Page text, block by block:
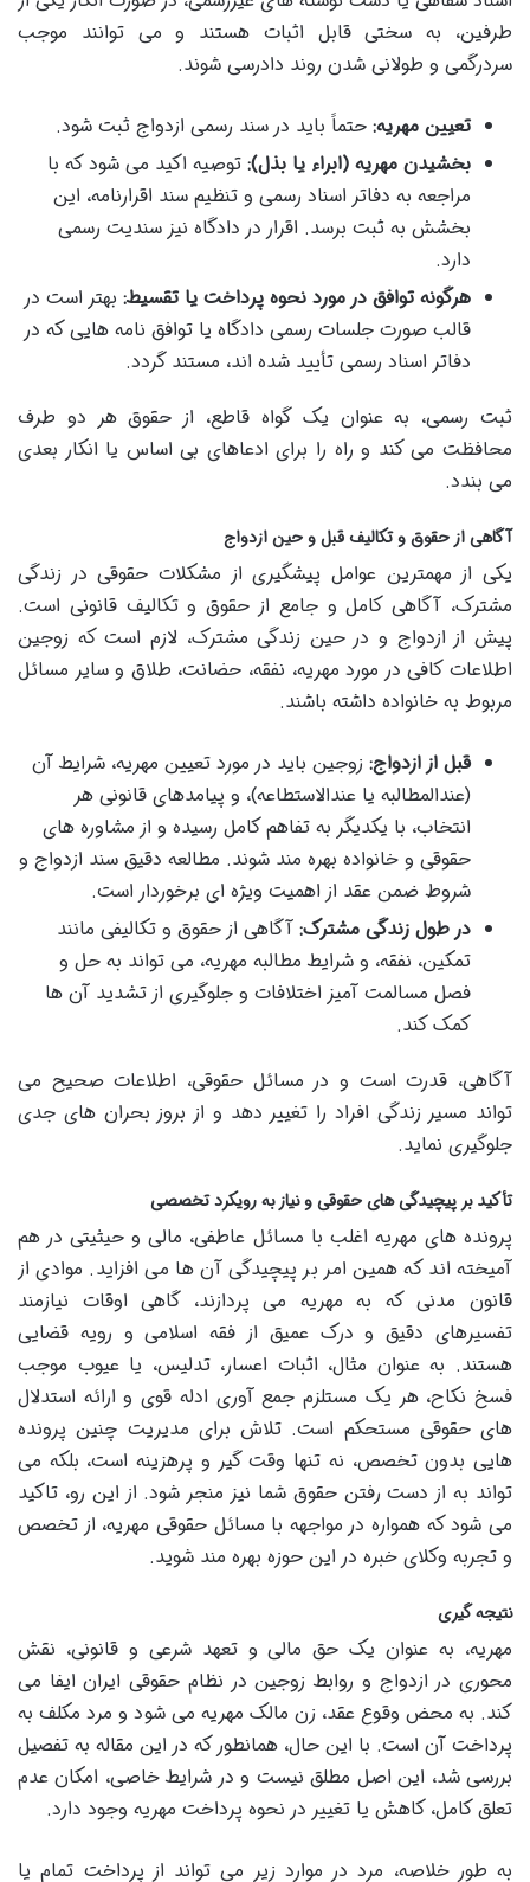
طرفین، به سختی قابل اثبات هستند و می توانند موجب
سردرگمی و طولانی شدن روند دادرسی شوند.
تعیین مهریه: حتماً باید در سند رسمی ازدواج ثبت شود.
بخشیدن مهریه (ابراء یا بذل): توصیه اکید می شود که با
مراجعه به دفاتر اسناد رسمی و تنظیم سند اقرارنامه، این
بخشش به ثبت برسد. اقرار در دادگاه نیز سندیت رسمی
دارد.
هرگونه توافق در مورد نحوه پرداخت یا تقسیط: بهتر است در
قالب صورت جلسات رسمی دادگاه یا توافق نامه هایی که در
دفاتر اسناد رسمی تأیید شده اند، مستند گردد.
ثبت رسمی، به عنوان یک گواه قاطع، از حقوق هر دو طرف
محافظت می کند و راه را برای ادعاهای بی اساس یا انکار بعدی
می بندد.
آگاهی از حقوق و تکالیف قبل و حین ازدواج
یکی از مهمترین عوامل پیشگیری از مشکلات حقوقی در زندگی
مشترک، آگاهی کامل و جامع از حقوق و تکالیف قانونی است.
پیش از ازدواج و در حین زندگی مشترک، لازم است که زوجین
اطلاعات کافی در مورد مهریه، نفقه، حضانت، طلاق و سایر مسائل
مربوط به خانواده داشته باشند.
قبل از ازدواج: زوجین باید در مورد تعیین مهریه، شرایط آن
(عندالمطالبه یا عندالاستطاعه)، و پیامدهای قانونی هر
انتخاب، با یکدیگر به تفاهم کامل رسیده و از مشاوره های
حقوقی و خانواده بهره مند شوند. مطالعه دقیق سند ازدواج و
شروط ضمن عقد از اهمیت ویژه ای برخوردار است.
در طول زندگی مشترک: آگاهی از حقوق و تکالیفی مانند
تمکین، نفقه، و شرایط مطالبه مهریه، می تواند به حل و
فصل مسالمت آمیز اختلافات و جلوگیری از تشدید آن ها
کمک کند.
آگاهی، قدرت است و در مسائل حقوقی، اطلاعات صحیح می
تواند مسیر زندگی افراد را تغییر دهد و از بروز بحران های جدی
جلوگیری نماید.
تأکید بر پیچیدگی های حقوقی و نیاز به رویکرد تخصصی
پرونده های مهریه اغلب با مسائل عاطفی، مالی و حیثیتی در هم
آمیخته اند که همین امر بر پیچیدگی آن ها می افزاید. موادی از
قانون مدنی که به مهریه می پردازند، گاهی اوقات نیازمند
تفسیرهای دقیق و درک عمیق از فقه اسلامی و رویه قضایی
هستند. به عنوان مثال، اثبات اعسار، تدلیس، یا عیوب موجب
فسخ نکاح، هر یک مستلزم جمع آوری ادله قوی و ارائه استدلال
های حقوقی مستحکم است. تلاش برای مدیریت چنین پرونده
هایی بدون تخصص، نه تنها وقت گیر و پرهزینه است، بلکه می
تواند به از دست رفتن حقوق شما نیز منجر شود. از این رو، تاکید
می شود که همواره در مواجهه با مسائل حقوقی مهریه، از تخصص
و تجربه وکلای خبره در این حوزه بهره مند شوید.
نتیجه گیری
مهریه، به عنوان یک حق مالی و تعهد شرعی و قانونی، نقش
محوری در ازدواج و روابط زوجین در نظام حقوقی ایران ایفا می
کند. به محض وقوع عقد، زن مالک مهریه می شود و مرد مکلف به
پرداخت آن است. با این حال، همانطور که در این مقاله به تفصیل
بررسی شد، این اصل مطلق نیست و در شرایط خاصی، امکان عدم
تعلق کامل، کاهش یا تغییر در نحوه پرداخت مهریه وجود دارد.
به طور خلاصه، مرد در موارد زیر می تواند از پرداخت تمام یا